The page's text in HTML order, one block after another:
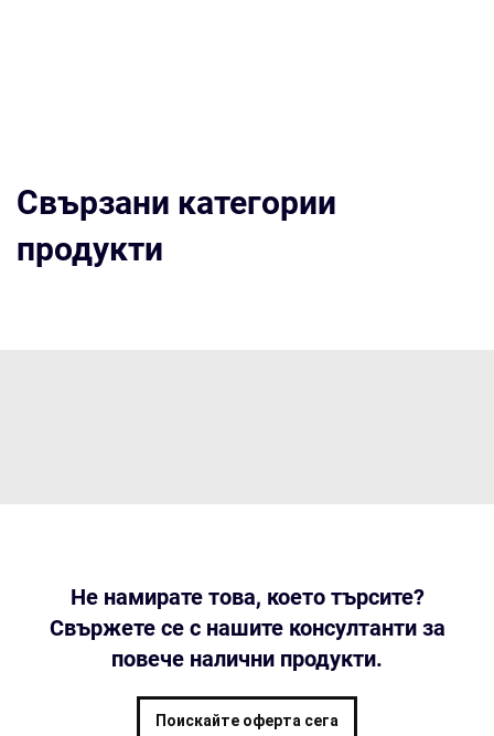
Свързани категории
продукти
Не намирате това, което търсите?
Свържете се с нашите консултанти за
повече налични продукти.
Поискайте оферта сега